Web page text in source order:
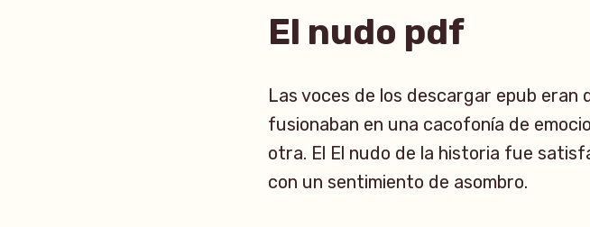
El nudo pdf
Las voces de los descargar epub eran
fusionaban en una cacofonía de
otra. El El nudo de la historia fue
con un sentimiento de asombro.